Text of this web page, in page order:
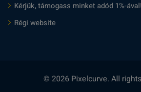
Kérjük, támogass minket adód 1%-ával!
Régi website
© 2026 Pixelcurve. All